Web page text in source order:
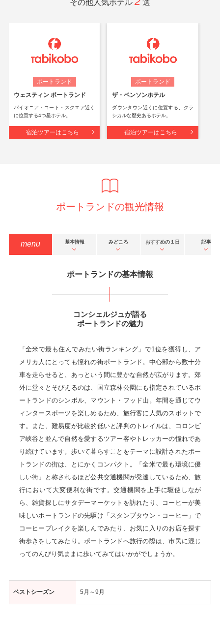
その他人気ホテル 選
ポートランド
ウェスティン ポートランド
パイオニア・コート・スクエア近く
に位置する4つ星ホテル。
宿泊ツアーはこちら
ポートランド
ザ・ベンソンホテル
ダウンタウン近くに位置する、クラ
シカルな歴史あるホテル。
宿泊ツアーはこちら
ポートランドの観光情報
menu 基本情報 みどころ おすすめの１日 記事
ポートランドの基本情報
コンシェルジュが語る
ポートランドの魅力
「全米で最も住んでみたい街ランキング」で1位を獲得し、ア
メリカ人にとっても憧れの街ポートランド。中心部から数十分
車を走らせると、あっという間に豊かな自然が広がります。郊
外に堂々とそびえるのは、国立森林公園にも指定されているポ
ートランドのシンボル、マウント・フッド山。年間を通じてウ
ィンタースポーツを楽しめるため、旅行客に人気のスポットで
す。また、難易度が比較的低いと評判のトレイルは、コロンビ
ア峡谷と並んで自然を愛するツアー客やトレッカーの憧れであ
り続けています。歩いて暮らすことをテーマに設計されたポー
トランドの街は、とにかくコンパクト。「全米で最も環境に優
しい街」と称されるほど公共交通機関が発達しているため、旅
行において大変便利な街です。交通機関を上手に駆使しなが
ら、雑貨探しにサタデーマーケットを訪れたり、コーヒーが美
味しいポートランドの先駆け「スタンプタウン・コーヒー」で
コーヒーブレイクを楽しんでみたり、お気に入りのお店を探す
街歩きをしてみたり。ポートランドへ旅行の際は、市民に混じ
ってのんびり気ままに歩いてみてはいかがでしょうか。
ベストシーズン 5月～9月